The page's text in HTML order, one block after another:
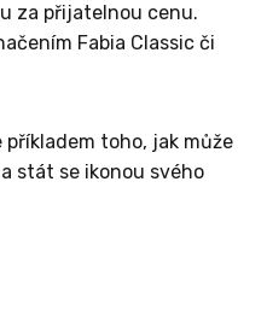
za přijatelnou cenu.
Fabia Classic či
toho, jak může
stát se ikonou svého